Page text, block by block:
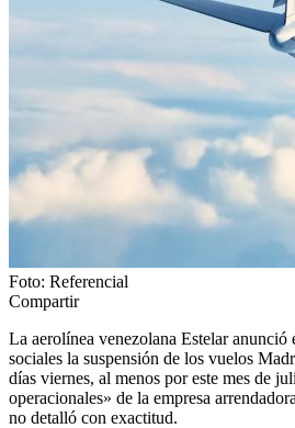
Foto: Referencial
Compartir
La aerolínea venezolana Estelar anunció
sociales la suspensión de los vuelos
días viernes, al menos por este mes de
operacionales» de la empresa
no detalló con exactitud.